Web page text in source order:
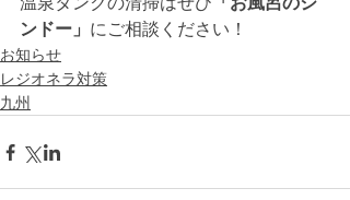
ンドー」 にご相談ください！
お知らせ
レジオネラ対策
九州